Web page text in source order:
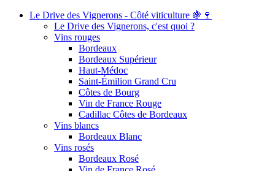
Le Drive des Vignerons - Côté viticulture 🍇🍷
Le Drive des Vignerons, c'est quoi ?
Vins rouges
Bordeaux
Bordeaux Supérieur
Haut-Médoc
Saint-Émilion Grand Cru
Côtes de Bourg
Vin de France Rouge
Cadillac Côtes de Bordeaux
Vins blancs
Bordeaux Blanc
Vins rosés
Bordeaux Rosé